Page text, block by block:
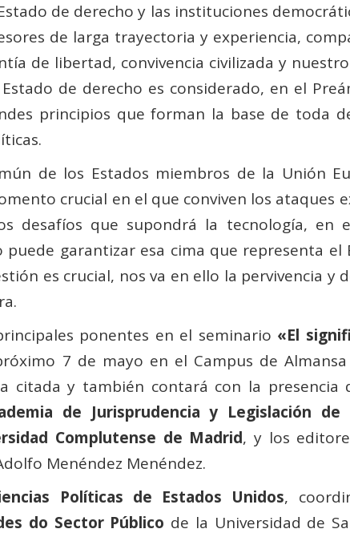
de derecho y las instituciones
de larga trayectoria y experiencia,
de libertad, convivencia civilizada y
de derecho es considerado, en el
principios que forman la base de toda
de los Estados miembros de la Unión
crucial en el que conviven los ataques
que supondrá la tecnología, en
garantizar esa cima que representa el
es crucial, nos va en ello la pervivencia y
ponentes en el seminario «El
7 de mayo en el Campus de
citada y también contará con la presencia
de Jurisprudencia y Legislación de
Complutense de Madrid, y los
Menéndez Menéndez.
Políticas de Estados Unidos,
do Sector Público de la Universidad de